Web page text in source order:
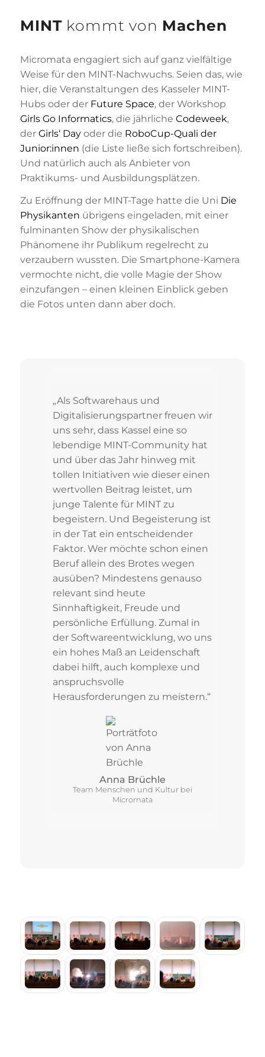
MINTkommt von Machen
Micromata engagiert sich auf ganz vielfältige
Weise für den MINT-Nachwuchs. Seien das, wie
hier, die Veranstaltungen des Kasseler MINT-
Hubs oder der Future Space, der Workshop
Girls Go Informatics, die jährliche Codeweek,
der Girls‘ Dayoder die RoboCup-Quali der
Junior:innen (die Liste ließe sich fortschreiben).
Und natürlich auch als Anbieter von
Praktikums- und Ausbildungsplätzen.
Zu Eröffnung der MINT-Tage hatte die Uni Die
Physikanten übrigens eingeladen, mit einer
fulminanten Show der physikalischen
Phänomene ihr Publikum regelrecht zu
verzaubern wussten. Die Smartphone-Kamera
vermochte nicht, die volle Magie der Show
einzufangen – einen kleinen Einblick geben
die Fotos unten dann aber doch.
„Als Softwarehaus und
Digitalisierungspartner freuen wir
uns sehr, dass Kassel eine so
lebendige MINT-Community hat
und über das Jahr hinweg mit
tollen Initiativen wie dieser einen
wertvollen Beitrag leistet, um
junge Talente für MINT zu
begeistern. Und Begeisterung ist
in der Tat ein entscheidender
Faktor. Wer möchte schon einen
Beruf allein des Brotes wegen
ausüben? Mindestens genauso
relevant sind heute
Sinnhaftigkeit, Freude und
persönliche Erfüllung. Zumal in
der Softwareentwicklung, wo uns
ein hohes Maß an Leidenschaft
dabei hilft, auch komplexe und
anspruchsvolle
Herausforderungen zu meistern.“
Anna Brüchle
Team Menschen und Kultur bei
Micromata